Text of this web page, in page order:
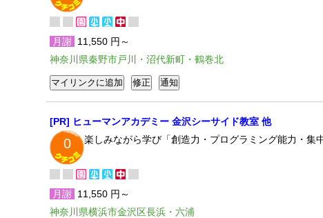
月謝 11,550 円～
神奈川県秦野市戸川・沼代新町・鶴巻北
[PR] ヒューマンアカデミー 金沢シーサイド教室 他
0 楽しみながら学び「創造力・プログラミング能力・集
月謝 11,550 円～
神奈川県横浜市金沢区長浜・六浦